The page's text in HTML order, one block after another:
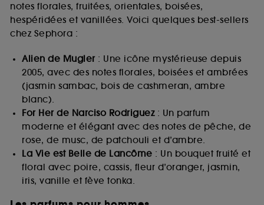
notes florales, fruitées, orientales, boisées,
hespéridées et vanillées. Voici quelques best-sellers
chez Sephora :
Alien de Mugler: Une icône mystérieuse depuis
2005, avec des notes florales, boisées et ambrées
(jasmin sambac, bois de cashmeran, ambre
blanc).
For Her de Narciso Rodriguez: Un parfum
moderne et élégant avec des notes de pêche, de
rose, de musc, de patchouli et d’ambre.
La Vie est Belle de Lancôme : Un bouquet fruité et
floral avec poire, cassis, fleur d’oranger, jasmin,
iris, vanille et fève tonka.